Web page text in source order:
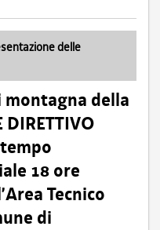
delle
della
DIRETTIVO
18 ore
Tecnico
di